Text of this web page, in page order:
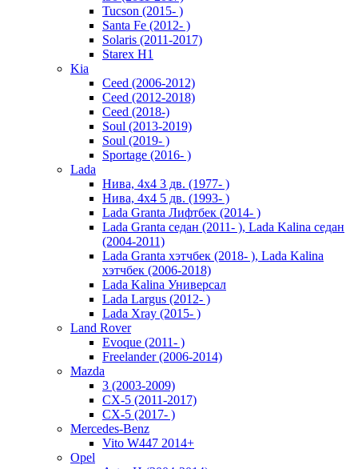
Tucson (2015- )
Santa Fe (2012- )
Solaris (2011-2017)
Starex H1
Kia
Ceed (2006-2012)
Ceed (2012-2018)
Ceed (2018-)
Soul (2013-2019)
Soul (2019- )
Sportage (2016- )
Lada
Нива, 4х4 3 дв. (1977- )
Нива, 4х4 5 дв. (1993- )
Lada Granta Лифтбек (2014- )
Lada Granta седан (2011- ), Lada Kalina седан
(2004-2011)
Lada Granta хэтчбек (2018- ), Lada Kalina
хэтчбек (2006-2018)
Lada Kalina Универсал
Lada Largus (2012- )
Lada Xray (2015- )
Land Rover
Evoque (2011- )
Freelander (2006-2014)
Mazda
3 (2003-2009)
CX-5 (2011-2017)
CX-5 (2017- )
Mercedes-Benz
Vito W447 2014+
Opel